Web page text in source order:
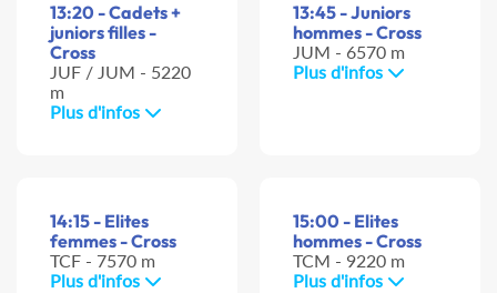
13:20 - Cadets +
juniors filles -
Cross
JUF / JUM - 5220
m
Plus d'infos
13:45 - Juniors
hommes - Cross
JUM - 6570 m
Plus d'infos
14:15 - Elites
femmes - Cross
TCF - 7570 m
Plus d'infos
15:00 - Elites
hommes - Cross
TCM - 9220 m
Plus d'infos